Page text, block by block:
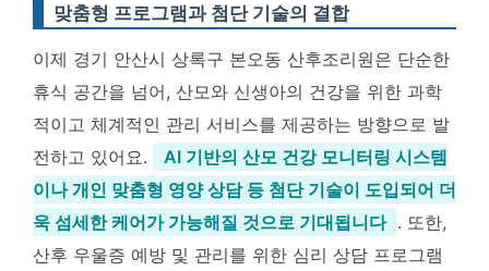
맞춤형 프로그램과 첨단 기술의 결합
이제 경기 안산시 상록구 본오동 산후조리원은 단순한
휴식 공간을 넘어, 산모와 신생아의 건강을 위한 과학
적이고 체계적인 관리 서비스를 제공하는 방향으로 발
전하고 있어요.
AI 기반의 산모 건강 모니터링 시스템
이나 개인 맞춤형 영양 상담 등 첨단 기술이 도입되어 더
욱 섬세한 케어가 가능해질 것으로 기대됩니다 . 또한,
산후 우울증 예방 및 관리를 위한 심리 상담 프로그램